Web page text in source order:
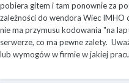
pobiera gitem i tam ponownie za
zależności do wendora Wiec IMHO
nie ma przymusu kodowania "na
serwerze, co ma pewne zalety.
lub wymogów w firmie w jakiej